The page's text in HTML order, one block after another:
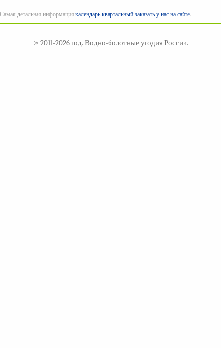
Самая детальная информация календарь квартальный заказать у нас на сайте.
© 2011-2026 год. Водно-болотные угодия России.